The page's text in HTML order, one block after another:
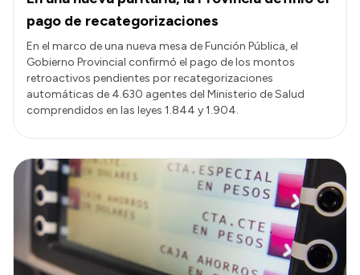
pago de recategorizaciones
En el marco de una nueva mesa de Función Pública, el
Gobierno Provincial confirmó el pago de los montos
retroactivos pendientes por recategorizaciones
automáticas de 4.630 agentes del Ministerio de Salud
comprendidos en las leyes 1.844 y 1.904.